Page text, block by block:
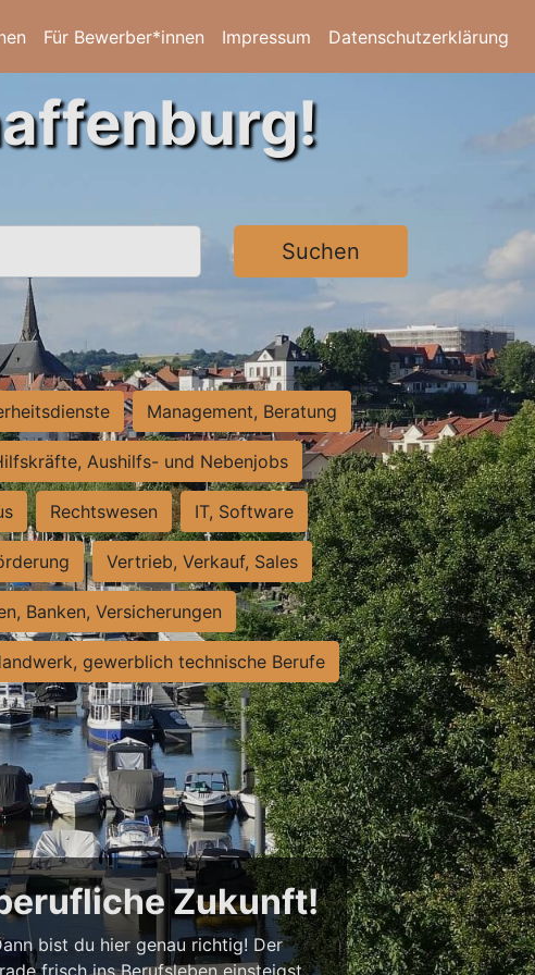
Für Bewerber*innen Impressum Datenschutzerklärung
Suchen
Management, Beratung
Aushilfs- und Nebenjobs
Rechtswesen IT, Software
Vertrieb, Verkauf, Sales
Banken, Versicherungen
gewerblich technische Berufe
Zukunft!
bist du hier genau richtig! Der